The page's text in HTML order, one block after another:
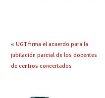
centro
« UGT firma el acuerdo para la
jubilación parcial de los docentes
de centros concertados